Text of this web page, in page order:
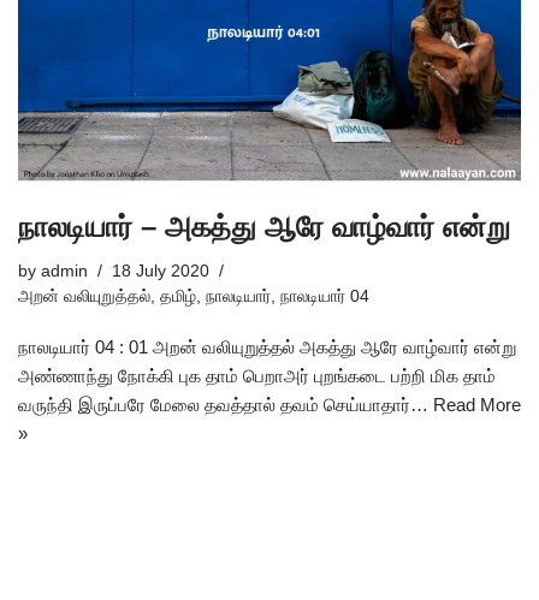
நாலடியார் – அகத்து ஆரே வாழ்வார் என்று
by admin
18 July 2020
அறன் வலியுறுத்தல், தமிழ், நாலடியார், நாலடியார் 04
நாலடியார் 04 : 01 அறன் வலியுறுத்தல் அகத்து ஆரே வாழ்வார் என்று
அண்ணாந்து நோக்கி புக தாம் பெறாஅர் புறங்கடை பற்றி மிக தாம்
வருந்தி இருப்பரே மேலை தவத்தால் தவம் செய்யாதார்… Read More
»